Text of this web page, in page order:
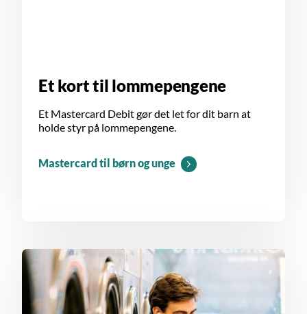
Et kort til lommepengene
Et Mastercard Debit gør det let for dit barn at
holde styr på lommepengene.
Mastercard til børn og unge